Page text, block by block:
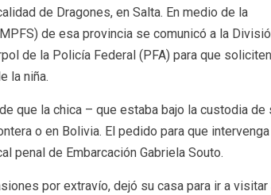
de Dragones, en Salta. En medio de la
de esa provincia se comunicó a la
de la Policía Federal (PFA) para que soliciten
la niña.
que la chica – que estaba bajo la custodia de
o en Bolivia. El pedido para que
penal de Embarcación Gabriela Souto.
por extravío, dejó su casa para ir a visitar